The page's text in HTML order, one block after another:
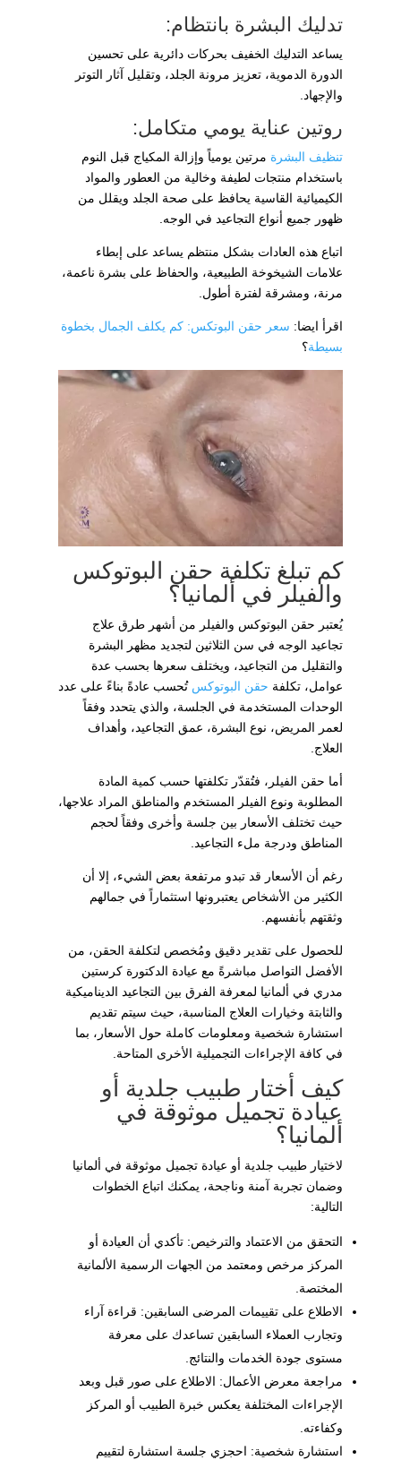
تدليك البشرة بانتظام:
يساعد التدليك الخفيف بحركات دائرية على تحسين
الدورة الدموية، تعزيز مرونة الجلد، وتقليل آثار التوتر
والإجهاد.
روتين عناية يومي متكامل:
تنظيف البشرة مرتين يومياً وإزالة المكياج قبل النوم
باستخدام منتجات لطيفة وخالية من العطور والمواد
الكيميائية القاسية يحافظ على صحة الجلد ويقلل من
ظهور جميع أنواع التجاعيد في الوجه.
اتباع هذه العادات بشكل منتظم يساعد على إبطاء
علامات الشيخوخة الطبيعية، والحفاظ على بشرة ناعمة،
مرنة، ومشرقة لفترة أطول.
اقرأ ايضا: سعر حقن البوتكس: كم يكلف الجمال بخطوة
بسيطة؟
كم تبلغ تكلفة حقن البوتوكس
والفيلر في ألمانيا؟
يُعتبر حقن البوتوكس والفيلر من أشهر طرق علاج
تجاعيد الوجه في سن الثلاثين لتجديد مظهر البشرة
والتقليل من التجاعيد، ويختلف سعرها بحسب عدة
عوامل، تكلفة حقن البوتوكس تُحسب عادةً بناءً على عدد
الوحدات المستخدمة في الجلسة، والذي يتحدد وفقاً
لعمر المريض، نوع البشرة، عمق التجاعيد، وأهداف
العلاج.
أما حقن الفيلر، فتُقدّر تكلفتها حسب كمية المادة
المطلوبة ونوع الفيلر المستخدم والمناطق المراد علاجها،
حيث تختلف الأسعار بين جلسة وأخرى وفقاً لحجم
المناطق ودرجة ملء التجاعيد.
رغم أن الأسعار قد تبدو مرتفعة بعض الشيء، إلا أن
الكثير من الأشخاص يعتبرونها استثماراً في جمالهم
وثقتهم بأنفسهم.
للحصول على تقدير دقيق ومُخصص لتكلفة الحقن، من
الأفضل التواصل مباشرةً مع عيادة الدكتورة كرستين
مدري في ألمانيا لمعرفة الفرق بين التجاعيد الديناميكية
والثابتة وخيارات العلاج المناسبة، حيث سيتم تقديم
استشارة شخصية ومعلومات كاملة حول الأسعار، بما
في كافة الإجراءات التجميلية الأخرى المتاحة.
كيف أختار طبيب جلدية أو
عيادة تجميل موثوقة في
ألمانيا؟
لاختيار طبيب جلدية أو عيادة تجميل موثوقة في ألمانيا
وضمان تجربة آمنة وناجحة، يمكنك اتباع الخطوات
التالية:
التحقق من الاعتماد والترخيص: تأكدي أن العيادة أو
المركز مرخص ومعتمد من الجهات الرسمية الألمانية
المختصة.
الاطلاع على تقييمات المرضى السابقين: قراءة آراء
وتجارب العملاء السابقين تساعدك على معرفة
مستوى جودة الخدمات والنتائج.
مراجعة معرض الأعمال: الاطلاع على صور قبل وبعد
الإجراءات المختلفة يعكس خبرة الطبيب أو المركز
وكفاءته.
استشارة شخصية: احجزي جلسة استشارة لتقييم